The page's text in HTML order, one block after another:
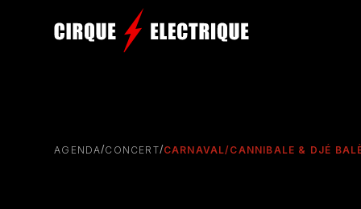
AGENDA/CONCERT/CARNAVAL/CANNIBALE & DJÉ